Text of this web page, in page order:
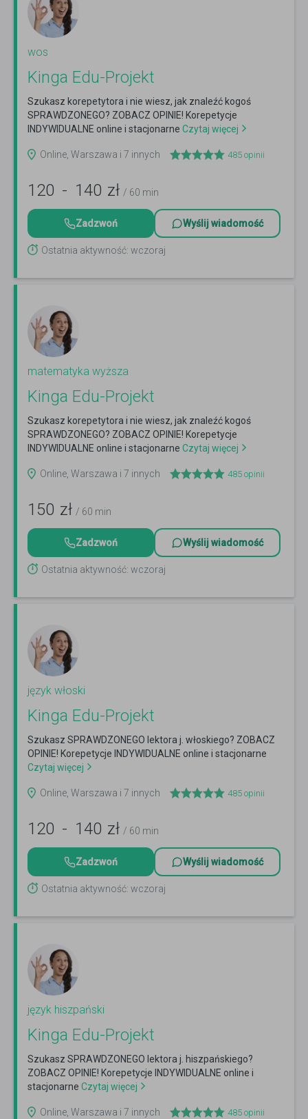
wos
Kinga Edu-Projekt
Szukasz korepetytora i nie wiesz, jak znaleźć kogoś
SPRAWDZONEGO? ZOBACZ OPINIE! Korepetycje
INDYWIDUALNE online i stacjonarne Czytaj więcej
Online, Warszawa i 7 innych 485 opinii
120 - 140 zł / 60 min
Zadzwoń Wyślij wiadomość
Ostatnia aktywność: wczoraj
matematyka wyższa
Kinga Edu-Projekt
Szukasz korepetytora i nie wiesz, jak znaleźć kogoś
SPRAWDZONEGO? ZOBACZ OPINIE! Korepetycje
INDYWIDUALNE online i stacjonarne Czytaj więcej
Online, Warszawa i 7 innych 485 opinii
150 zł / 60 min
Zadzwoń Wyślij wiadomość
Ostatnia aktywność: wczoraj
język włoski
Kinga Edu-Projekt
Szukasz SPRAWDZONEGO lektora j. włoskiego? ZOBACZ
OPINIE! Korepetycje INDYWIDUALNE online i stacjonarne
Czytaj więcej
Online, Warszawa i 7 innych 485 opinii
120 - 140 zł / 60 min
Zadzwoń Wyślij wiadomość
Ostatnia aktywność: wczoraj
język hiszpański
Kinga Edu-Projekt
Szukasz SPRAWDZONEGO lektora j. hiszpańskiego?
ZOBACZ OPINIE! Korepetycje INDYWIDUALNE online i
stacjonarne Czytaj więcej
Online, Warszawa i 7 innych 485 opinii